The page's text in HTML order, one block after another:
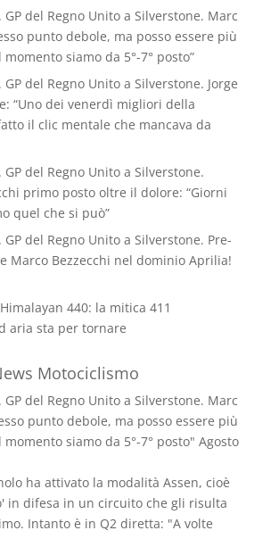
GP del Regno Unito a Silverstone. Marc
punto debole, ma posso essere più
momento siamo da 5°-7° posto”
GP del Regno Unito a Silverstone. Jorge
“Uno dei venerdì migliori della
il clic mentale che mancava da
GP del Regno Unito a Silverstone.
primo posto oltre il dolore: “Giorni
quel che si può”
GP del Regno Unito a Silverstone. Pre-
Marco Bezzecchi nel dominio Aprilia!
440: la mitica 411
aria sta per tornare
Motociclismo
GP del Regno Unito a Silverstone. Marc
punto debole, ma posso essere più
momento siamo da 5°-7° posto" Agosto
ha attivato la modalità Assen, cioè
in difesa in un circuito che gli risulta
Intanto è in Q2 diretta: "A volte